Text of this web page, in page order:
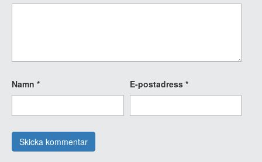
Namn * E-postadress *